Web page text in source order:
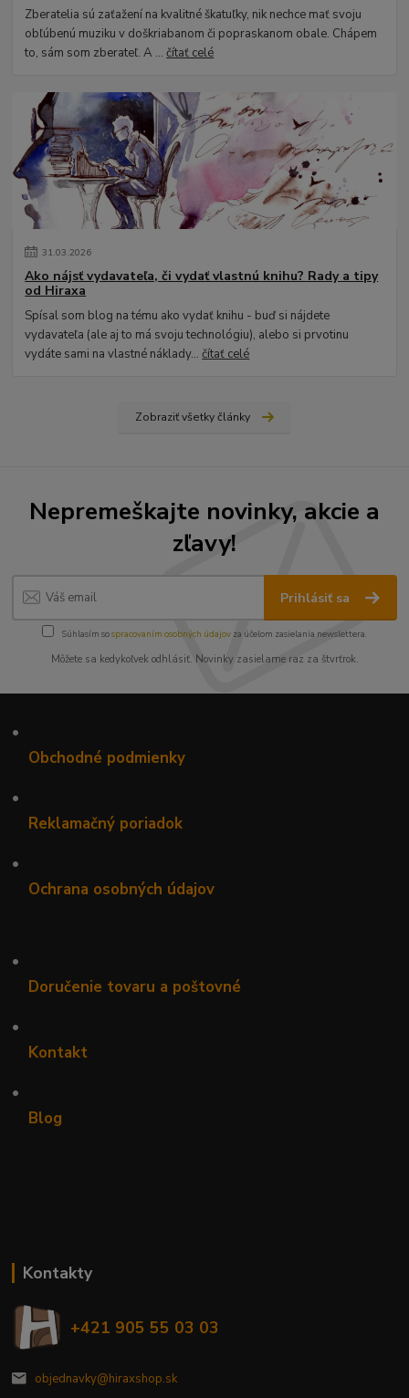
Zberatelia sú zaťažení na kvalitné škatuľky, nik nechce mať svoju
obľúbenú muziku v doškriabanom či popraskanom obale. Chápem
to, sám som zberateľ. A ...čítať celé
31.03.2026
Ako nájsť vydavateľa, či vydať vlastnú knihu? Rady a tipy
od Hiraxa
Spísal som blog na tému ako vydať knihu - buď si nájdete
vydavateľa (ale aj to má svoju technológiu), alebo si prvotinu
vydáte sami na vlastné náklady...čítať celé
Zobraziť všetky články
Nepremeškajte novinky, akcie a
zľavy!
Prihlásiť sa
Súhlasím sospracovaním osobných údajov za účelom zasielania newslettera.
Môžete sa kedykoľvek odhlásiť. Novinky zasielame raz za štvrťrok.
•
Obchodné podmienky
•
Reklamačný poriadok
•
Ochrana osobných údajov
•
Doručenie tovaru a poštovné
•
Kontakt
•
Blog
Kontakty
+421 905 55 03 03
objednavky@hiraxshop.sk